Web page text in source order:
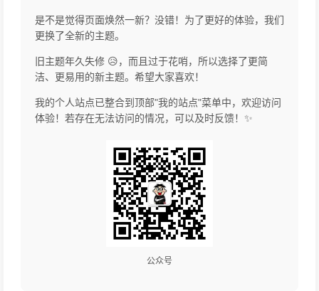
是不是觉得页面焕然一新？没错！为了更好的体验，我们
更换了全新的主题。
旧主题年久失修 😥，而且过于花哨，所以选择了更简
洁、更易用的新主题。希望大家喜欢！
我的个人站点已整合到顶部"我的站点"菜单中，欢迎访问
体验！若存在无法访问的情况，可以及时反馈！✨
公众号